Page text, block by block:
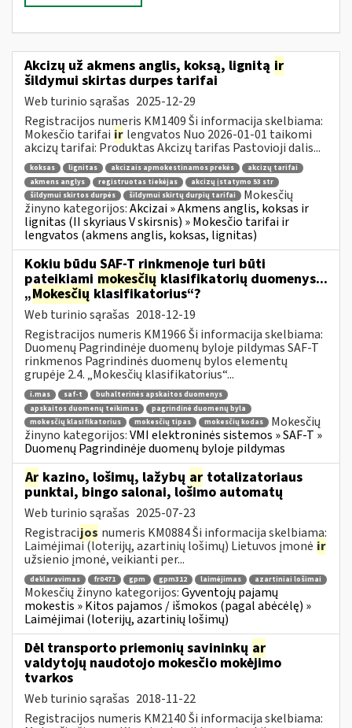
Akcizų už akmens anglis, koksą, lignitą ir
šildymui skirtas durpes tarifai
Web turinio sąrašas 2025-12-29
Registracijos numeris KM1409 Ši informacija skelbiama:
Mokesčio tarifai ir lengvatos Nuo 2026-01-01 taikomi
akcizų tarifai: Produktas Akcizų tarifas Pastovioji dalis...
koksas lignitas akcizais apmokestinamos prekės
akcizų tarifai
akmens anglys
registruotas tiekėjas
akcizų įstatymo 53 str
šildymui skirtos durpės
šildymui skirtų durpių tarifai
Mokesčių
žinyno kategorijos:Akcizai » Akmens anglis, koksas ir
lignitas (II skyriaus V skirsnis) » Mokesčio tarifai ir
lengvatos (akmens anglis, koksas, lignitas)
Kokiu būdu SAF-T rinkmenoje turi būti
pateikiami mokesčių klasifikatorių duomenys...
„Mokesčių klasifikatorius“?
Web turinio sąrašas 2018-12-19
Registracijos numeris KM1966 Ši informacija skelbiama:
Duomenų Pagrindinėje duomenų byloje pildymas SAF-T
rinkmenos Pagrindinės duomenų bylos elementų
grupėje 2.4. „Mokesčių klasifikatorius“...
i.mas saf-t
buhalterinės apskaitos duomenys
apskaitos duomenų teikimas
pagrindinė duomenų byla
mokesčių klasifikatorius
mokesčių tipas mokesčių kodas
Mokesčių
žinyno kategorijos:VMI elektroninės sistemos » SAF-T »
Duomenų Pagrindinėje duomenų byloje pildymas
Ar kazino, lošimų, lažybų ar totalizatoriaus
punktai, bingo salonai, lošimo automatų
Web turinio sąrašas 2025-07-23
Registracijos numeris KM0884 Ši informacija skelbiama:
Laimėjimai (loterijų, azartinių lošimų) Lietuvos įmonė ir
užsienio įmonė, veikianti per...
deklaravimas fr0471 gpm gpm312 laimėjimas azartiniai lošimai
Mokesčių žinyno kategorijos:Gyventojų pajamų
mokestis » Kitos pajamos / išmokos (pagal abėcėlę) »
Laimėjimai (loterijų, azartinių lošimų)
Dėl transporto priemonių savininkų ar
valdytojų naudotojo mokesčio mokėjimo
tvarkos
Web turinio sąrašas 2018-11-22
Registracijos numeris KM2140 Ši informacija skelbiama: